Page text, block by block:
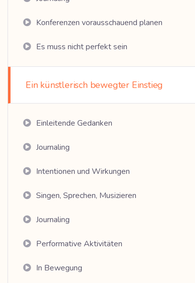
Konferenzen vorausschauend planen
Es muss nicht perfekt sein
Ein künstlerisch bewegter Einstieg
Einleitende Gedanken
Journaling
Intentionen und Wirkungen
Singen, Sprechen, Musizieren
Journaling
Performative Aktivitäten
In Bewegung